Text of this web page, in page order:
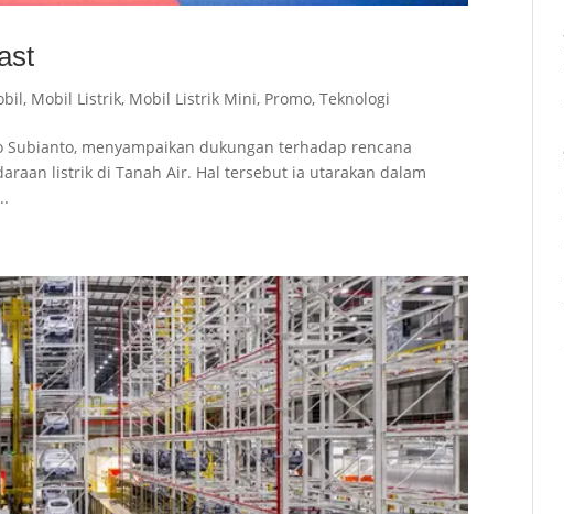
, Mobil Listrik, Mobil Listrik Mini, Promo,Teknologi
menyampaikan dukungan terhadap rencana
listrik di Tanah Air. Hal tersebut ia utarakan dalam